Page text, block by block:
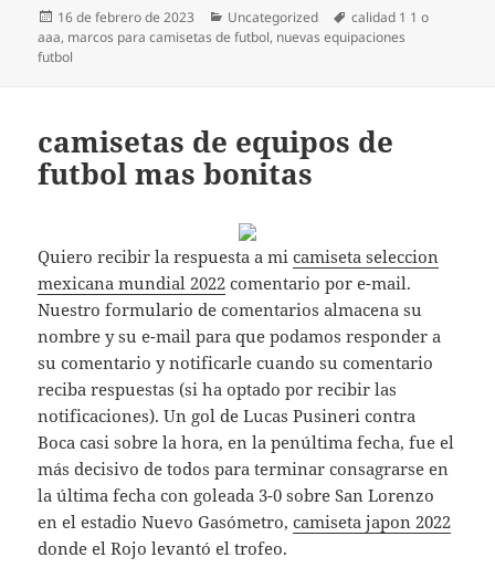
Publicado
el
16 de febrero de 2023 Categorías
Uncategorized Etiquetas
calidad 1 1 o
aaa, marcos para camisetas de futbol, nuevas equipaciones
futbol
camisetas de equipos de
futbol mas bonitas
Quiero recibir la respuesta a micamiseta seleccion
mexicana mundial 2022 comentario por e-mail.
Nuestro formulario de comentarios almacena su
nombre y su e-mail para que podamos responder a
su comentario y notificarle cuando su comentario
reciba respuestas (si ha optado por recibir las
notificaciones). Un gol de Lucas Pusineri contra
Boca casi sobre la hora, en la penúltima fecha, fue el
más decisivo de todos para terminar consagrarse en
la última fecha con goleada 3-0 sobre San Lorenzo
en el estadio Nuevo Gasómetro,camiseta japon 2022
donde el Rojo levantó el trofeo.